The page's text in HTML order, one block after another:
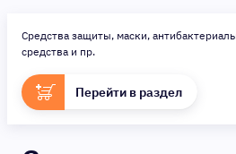
Средства защиты, маски,
средства и пр.
Перейти в раздел